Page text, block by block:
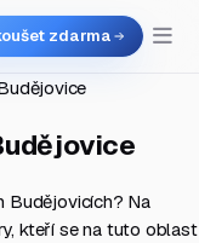
zdarma
Budějovicích? Na
kteří se na tuto oblast